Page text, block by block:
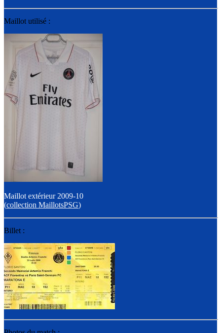
Maillot utilisé :
Maillot extérieur 2009-10
(collection MaillotsPSG)
Billet :